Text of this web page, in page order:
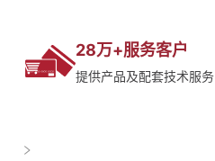
28万+服务客户
提供产品及配套技术服务